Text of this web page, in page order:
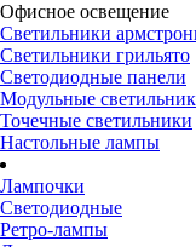
Офисное освещение
Светильники
Светильники грильято
Светодиодные панели
Модульные
Точечные светильники
Настольные лампы
Лампочки
Светодиодные
Ретро-лампы